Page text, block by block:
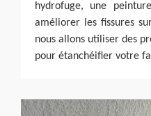
hydrofuge, une
améliorer les fissures
nous allons utiliser des
pour étanchéifier votre